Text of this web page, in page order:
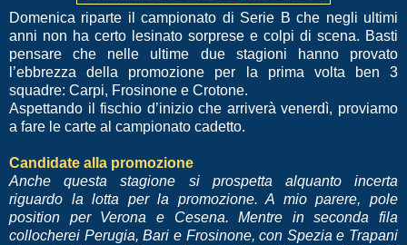
Domenica riparte il campionato di Serie B che negli ultimi
anni non ha certo lesinato sorprese e colpi di scena. Basti
pensare che nelle ultime due stagioni hanno provato
l’ebbrezza della promozione per la prima volta ben 3
squadre: Carpi, Frosinone e Crotone.
Aspettando il fischio d’inizio che arriverà venerdì, proviamo
a fare le carte al campionato cadetto.
Candidate alla promozione
Anche questa stagione si prospetta alquanto incerta
riguardo la lotta per la promozione. A mio parere, pole
position per Verona e Cesena. Mentre in seconda fila
collocherei Perugia, Bari e Frosinone, con Spezia e Trapani